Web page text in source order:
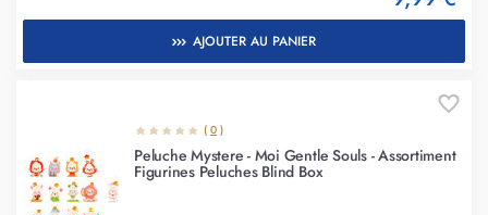
AJOUTER AU PANIER
( 0 )
Peluche Mystere - Moi Gentle Souls - Assortiment
Figurines Peluches Blind Box